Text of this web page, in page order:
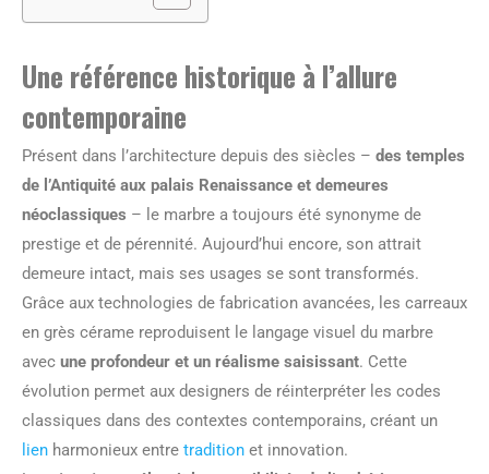
Une référence historique à l’allure
contemporaine
Présent dans l’architecture depuis des siècles – des temples
de l’Antiquité aux palais Renaissance et demeures
néoclassiques – le marbre a toujours été synonyme de
prestige et de pérennité. Aujourd’hui encore, son attrait
demeure intact, mais ses usages se sont transformés.
Grâce aux technologies de fabrication avancées, les carreaux
en grès cérame reproduisent le langage visuel du marbre
avec une profondeur et un réalisme saisissant. Cette
évolution permet aux designers de réinterpréter les codes
classiques dans des contextes contemporains, créant un
lien harmonieux entre tradition et innovation.